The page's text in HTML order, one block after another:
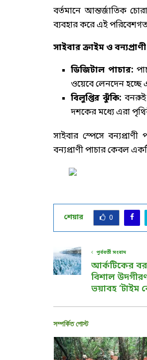
বর্তমানে আন্তর্জাতিক
ব্যবহার করে এই পরিবেশগত
সাইবার ক্রাইম ও
ডিজিটাল পাচার:
ওয়েবে লেনদেন
বিলুপ্তির ঝুঁকি: বনরুই
দশকের মধ্যে এরা
সাইবার স্পেসে
বন্যপ্রাণী পাচার কেবল
শেয়ার 0
পূর্ববর্তী সংবাদ
আর্কটিকের
বিশাল
ভয়াবহ ‘টাইম
সম্পর্কিত পোস্ট